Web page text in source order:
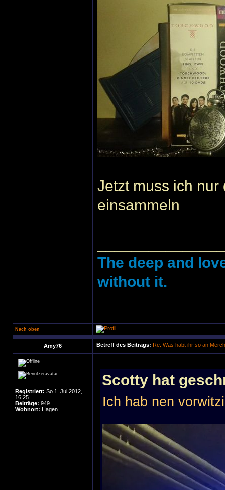
Jetzt muss ich nur
einsammeln
The deep and
without it.
Nach oben
Amy76 Betreff des Beitrags: Re: Was habt ihr so an
Registriert: So 1. Jul 2012,
16:25
Beiträge: 949
Wohnort: Hagen
Scotty hat
Ich hab nen